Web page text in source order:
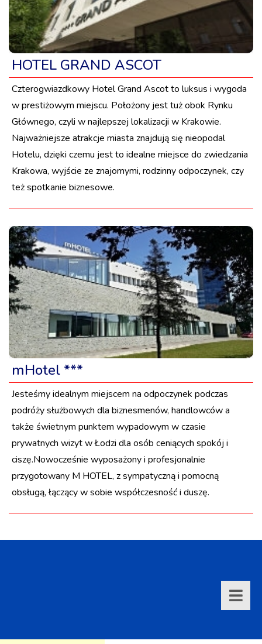
HOTEL GRAND ASCOT
Czterogwiazdkowy Hotel Grand Ascot to luksus i wygoda
w prestiżowym miejscu. Położony jest tuż obok Rynku
Głównego, czyli w najlepszej lokalizacji w Krakowie.
Najważniejsze atrakcje miasta znajdują się nieopodal
Hotelu, dzięki czemu jest to idealne miejsce do zwiedzania
Krakowa, wyjście ze znajomymi, rodzinny odpoczynek, czy
też spotkanie biznesowe.
mHotel ***
Jesteśmy idealnym miejscem na odpoczynek podczas
podróży służbowych dla biznesmenów, handlowców a
także świetnym punktem wypadowym w czasie
prywatnych wizyt w Łodzi dla osób ceniących spokój i
ciszę.Nowocześnie wyposażony i profesjonalnie
przygotowany M HOTEL, z sympatyczną i pomocną
obsługą, łączący w sobie współczesność i duszę.